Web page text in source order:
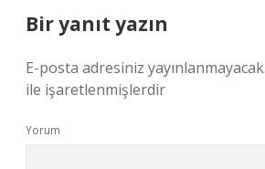
Bir yanıt yazın
E-posta adresiniz yayınlanmayacak.
ile işaretlenmişlerdir
Yorum